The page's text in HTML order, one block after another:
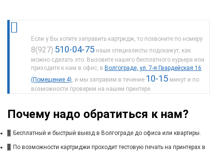
Если у Вы хотите заправить картридж, то позвоните по номеру
8(927) 510-04-75 наши специалисты подскажут, как
можно сделать это. Вызовите нашего бесплатного курьера или
приходите к нам в офис, в Волгограде, ул. 7-я Гвардейская 16
(Помещение 4) , и мы заправим в течение 10-15 минут и по
возможности проверим на нашем принтере.
Почему надо обратиться к нам?
1 Бесплатный и быстрый выезд в Волгограде до офиса или квартиры.
2 По возможности картриджи проходит тестовую печать на принтерах в